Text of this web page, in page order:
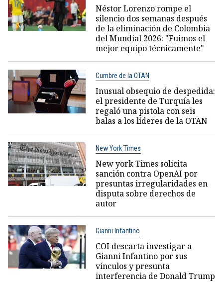
Néstor Lorenzo rompe el
silencio dos semanas después
de la eliminación de Colombia
del Mundial 2026: "Fuimos el
mejor equipo técnicamente"
Cumbre de la OTAN
Inusual obsequio de despedida:
el presidente de Turquía les
regaló una pistola con seis
balas a los líderes de la OTAN
New York Times
New york Times solicita
sanción contra OpenAI por
presuntas irregularidades en
disputa sobre derechos de
autor
Gianni Infantino
COI descarta investigar a
Gianni Infantino por sus
vínculos y presunta
interferencia de Donald Trump